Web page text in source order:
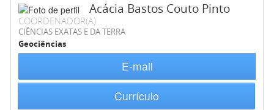
Acácia Bastos Couto Pinto
COORDENADOR(A)
CIÊNCIAS EXATAS E DA TERRA
Geociências
E-mail
Currículo